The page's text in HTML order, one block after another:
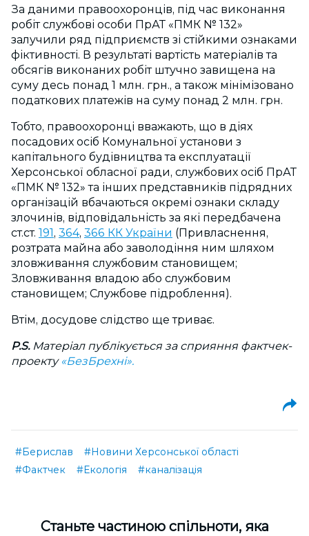
За даними правоохоронців, під час виконання
робіт службові особи ПрАТ «ПМК № 132»
залучили ряд підприємств зі стійкими ознаками
фіктивності. В результаті вартість матеріалів та
обсягів виконаних робіт штучно завищена на
суму десь понад 1 млн. грн., а також мінімізовано
податкових платежів на суму понад 2 млн. грн.
Тобто, правоохоронці вважають, що в діях
посадових осіб Комунальної установи з
капітального будівництва та експлуатації
Херсонської обласної ради, службових осіб ПрАТ
«ПМК № 132» та інших представників підрядних
організацій вбачаються окремі ознаки складу
злочинів, відповідальність за які передбачена
ст.ст. 191 , 364, 366 КК України (Привласнення,
розтрата майна або заволодіння ним шляхом
зловживання службовим становищем;
Зловживання владою або службовим
становищем; Службове підроблення).
Втім, досудове слідство ще триває.
P.S.Матеріал публікується за сприяння фактчек-
проекту «БезБрехні».
#Берислав
#Новини Херсонської області
#Фактчек
#Екологія #каналізація
Cтаньте частиною спільноти, яка